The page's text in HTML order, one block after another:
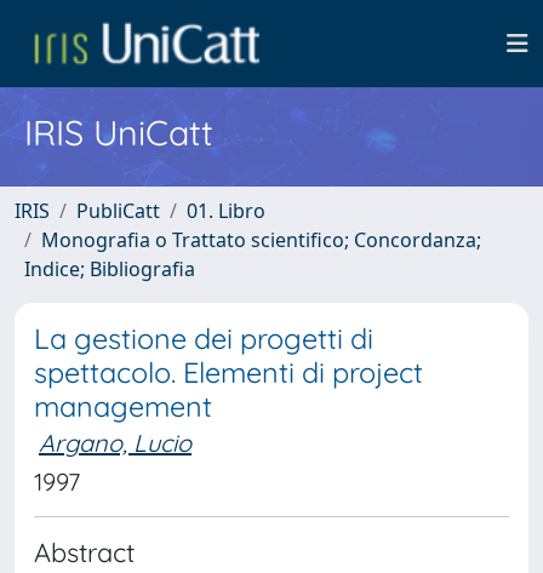
IRIS UniCatt
IRIS PubliCatt
01. Libro
Monografia o Trattato scientifico; Concordanza;
Indice; Bibliografia
La gestione dei progetti di
spettacolo. Elementi di project
management
Argano, Lucio
1997
Abstract